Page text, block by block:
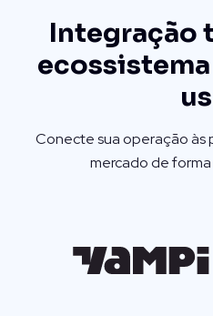
Integração
Conecte sua operação às
mercado de